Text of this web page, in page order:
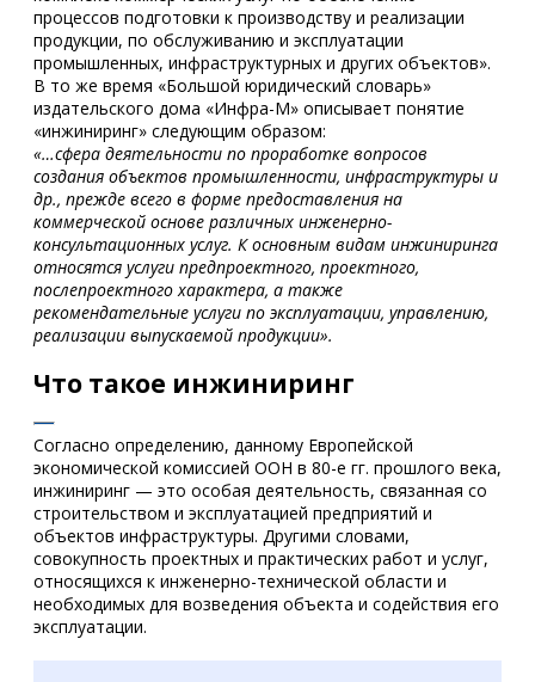
процессов подготовки к производству и реализации
продукции, по обслуживанию и эксплуатации
промышленных, инфраструктурных и других объектов».
В то же время «Большой юридический словарь»
издательского дома «Инфра-М» описывает понятие
«инжиниринг» следующим образом:
«…сфера деятельности по проработке вопросов
создания объектов промышленности, инфраструктуры и
др., прежде всего в форме предоставления на
коммерческой основе различных инженерно-
консультационных услуг. К основным видам инжиниринга
относятся услуги предпроектного, проектного,
послепроектного характера, а также
рекомендательные услуги по эксплуатации, управлению,
реализации выпускаемой продукции».
Что такое инжиниринг
Согласно определению, данному Европейской
экономической комиссией ООН в 80-е гг. прошлого века,
инжиниринг — это особая деятельность, связанная со
строительством и эксплуатацией предприятий и
объектов инфраструктуры. Другими словами,
совокупность проектных и практических работ и услуг,
относящихся к инженерно-технической области и
необходимых для возведения объекта и содействия его
эксплуатации.